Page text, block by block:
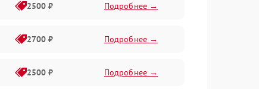
2500 ₽ Подробнее →
2700 ₽ Подробнее →
2500 ₽ Подробнее →